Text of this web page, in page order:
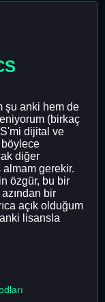
şu anki hem de
(birkaç
dijital ve
diğer
gerekir.
özgür, bu bir
bir
açık olduğum
lisansla